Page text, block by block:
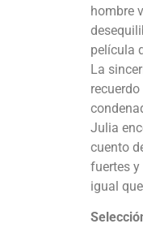
hombre
película
La
Julia
cuento
fuertes y
igual